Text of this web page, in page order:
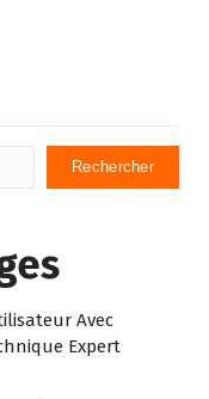
Rechercher
Avec
Expert